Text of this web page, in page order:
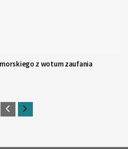
z wotum zaufania